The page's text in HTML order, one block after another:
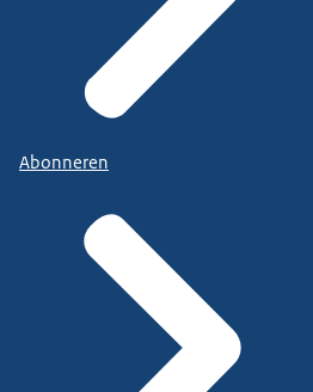
Abonneren